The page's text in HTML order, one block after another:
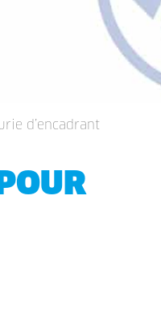
d’encadrant